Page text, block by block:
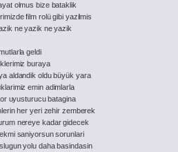
olmus bize bataklik
film rolü gibi yazilmis
ne yazik ne yazik
geldi
buraya
aldandik oldu büyük yara
emin adimlarla
uyusturucu batagina
her yeri zehir zemberek
nereye kadar gidecek
saniyorsun sorunlari
yolu daha basindasin